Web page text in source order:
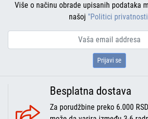
Više o načinu obrade upisanih podataka
našoj "Politici
Prijavi se
Besplatna dostava
Za porudžbine preko 6.000